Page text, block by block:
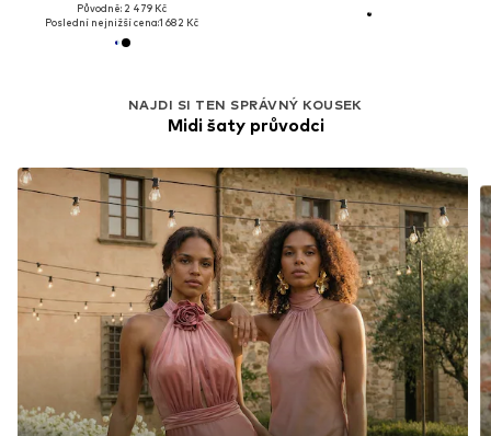
Původně: 2 479 Kč
Poslední nejnižší cena:1 682 Kč
NAJDI SI TEN SPRÁVNÝ KOUSEK
Midi šaty průvodci